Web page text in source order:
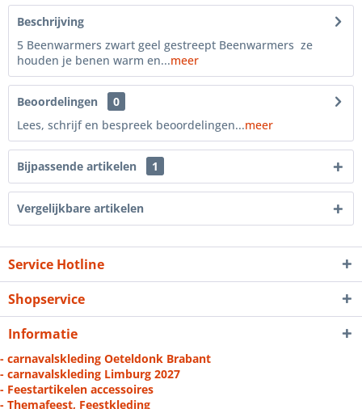
Beschrijving
5 Beenwarmers zwart geel gestreept Beenwarmers ze
houden je benen warm en...meer
Beoordelingen
0
Lees, schrijf en bespreek beoordelingen...meer
Bijpassende artikelen 1
Vergelijkbare artikelen
Service Hotline
Shopservice
Informatie
- carnavalskleding Oeteldonk Brabant
- carnavalskleding Limburg 2027
- Feestartikelen accessoires
- Themafeest, Feestkleding